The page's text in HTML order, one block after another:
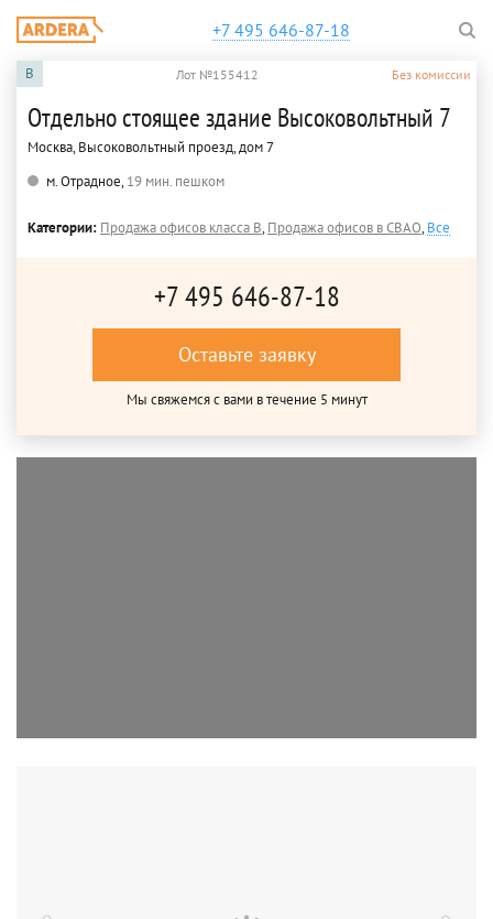
+7 495 646-87-18
B Лот №155412 Без комиссии
Отдельно стоящее здание Высоковольтный 7
Москва, Высоковольтный проезд, дом 7
м. Отрадное,19 мин. пешком
Категории: Продажа офисов класса B,Продажа офисов в СВАО,Все
+7 495 646-87-18
Оставьте заявку
Мы свяжемся с вами в течение 5 минут